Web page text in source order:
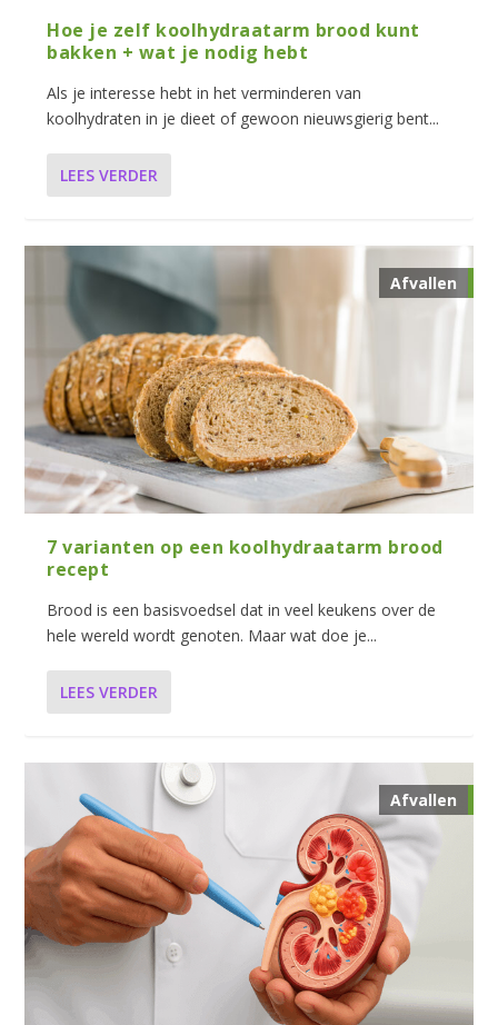
Hoe je zelf koolhydraatarm brood kunt
bakken + wat je nodig hebt
Als je interesse hebt in het verminderen van
koolhydraten in je dieet of gewoon nieuwsgierig bent...
LEES VERDER
Afvallen
7 varianten op een koolhydraatarm brood
recept
Brood is een basisvoedsel dat in veel keukens over de
hele wereld wordt genoten. Maar wat doe je...
LEES VERDER
Afvallen